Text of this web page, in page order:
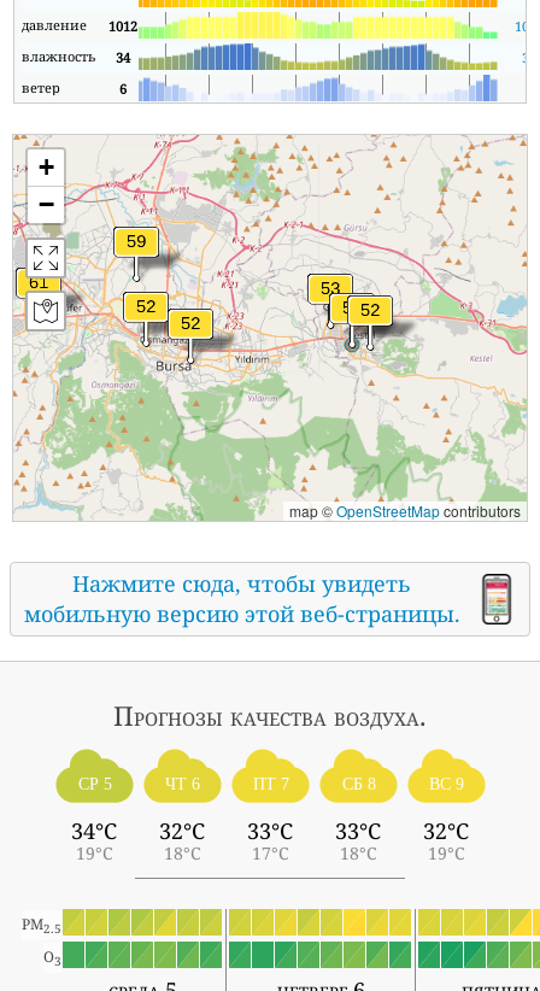
давление
1012
влажность
34
30
ветер
6
+
−
map ©OpenStreetMapcontributors
Нажмите сюда, чтобы увидеть
мобильную версию этой веб-страницы.
Прогнозы качества воздуха.
СР 5
34°C
19°C
ЧТ 6
32°C
18°C
ПТ 7
33°C
17°C
СБ 8
33°C
18°C
ВС 9
32°C
19°C
PM2.5
O3